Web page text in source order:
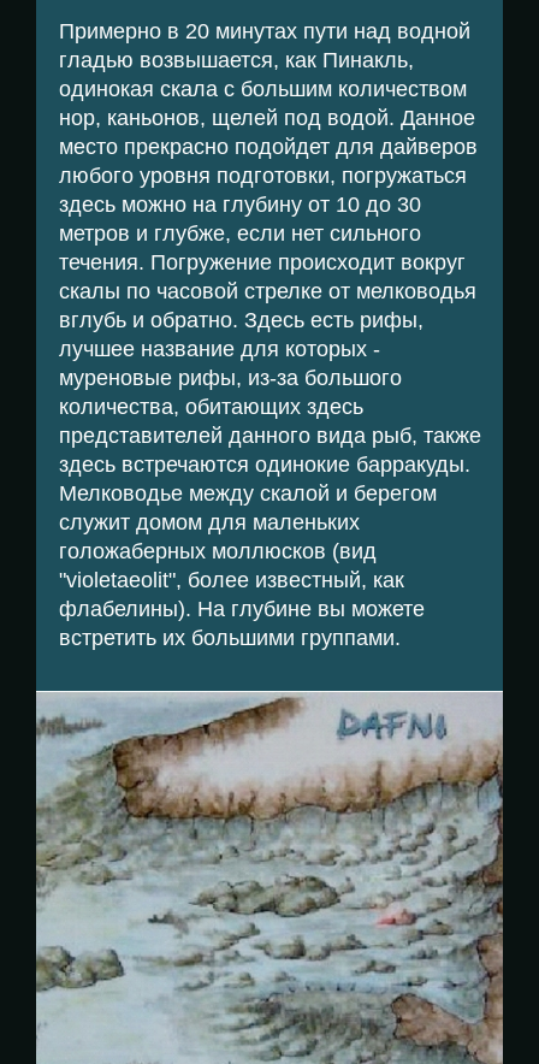
Примерно в 20 минутах пути над водной
гладью возвышается, как Пинакль,
одинокая скала с большим количеством
нор, каньонов, щелей под водой. Данное
место прекрасно подойдет для дайверов
любого уровня подготовки, погружаться
здесь можно на глубину от 10 до 30
метров и глубже, если нет сильного
течения. Погружение происходит вокруг
скалы по часовой стрелке от мелководья
вглубь и обратно. Здесь есть рифы,
лучшее название для которых -
муреновые рифы, из-за большого
количества, обитающих здесь
представителей данного вида рыб, также
здесь встречаются одинокие барракуды.
Мелководье между скалой и берегом
служит домом для маленьких
голожаберных моллюсков (вид
"violetaeolit", более известный, как
флабелины). На глубине вы можете
встретить их большими группами.